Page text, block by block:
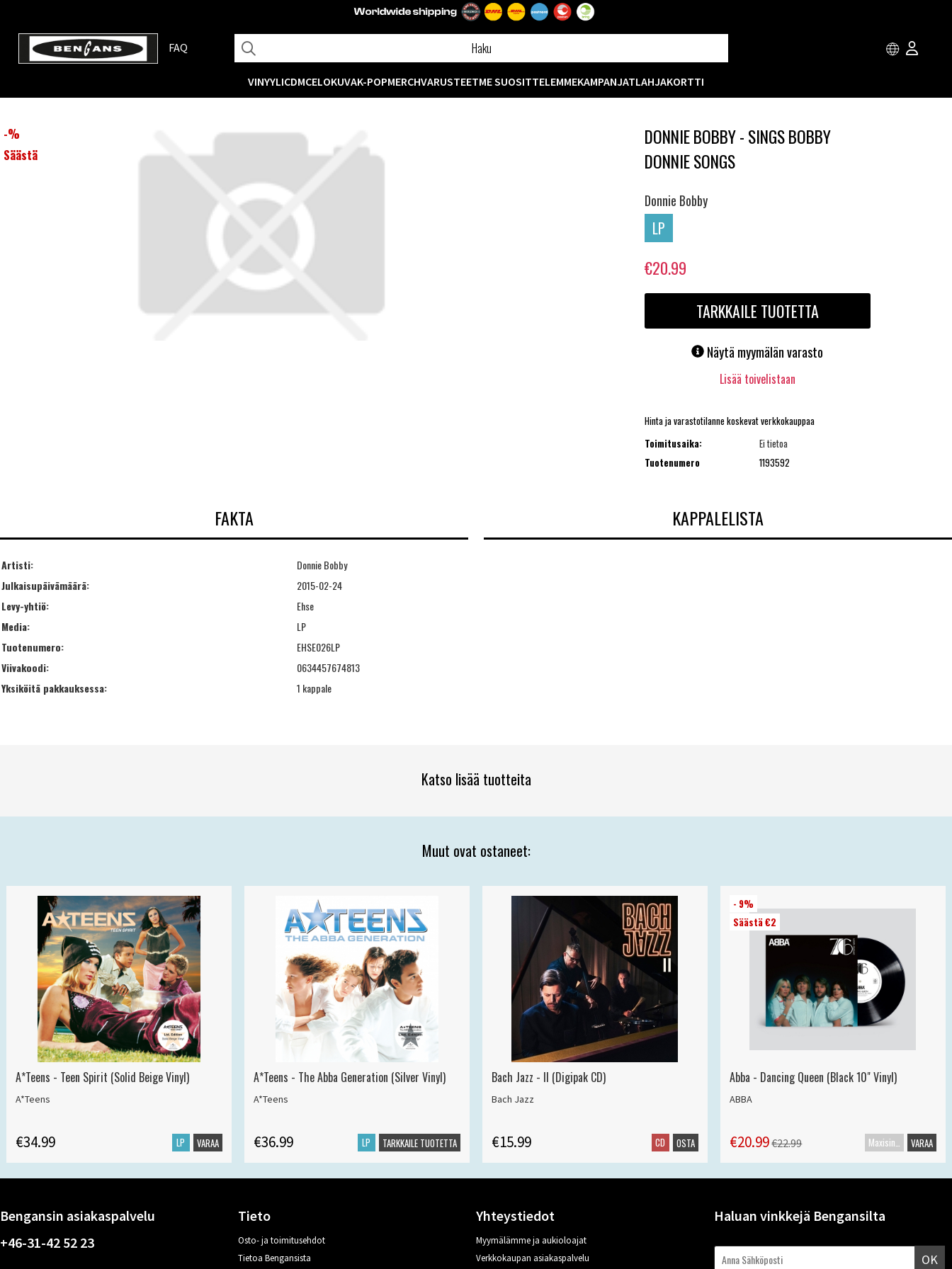
FAQ
VINYYLICDMCELOKUVAK-POPMERCHVARUSTEETME SUOSITTELEMMEKAMPANJATLAHJAKORTTI
-%
Säästä
DONNIE BOBBY - SINGS BOBBY
DONNIE SONGS
Donnie Bobby
LP
€20.99
TARKKAILE TUOTETTA
Näytä myymälän varasto
Lisää toivelistaan
Hinta ja varastotilanne koskevat verkkokauppaa
Toimitusaika:
Ei tietoa
Tuotenumero
1193592
FAKTA
Artisti:
Donnie Bobby
Julkaisupäivämäärä:
2015-02-24
Levy-yhtiö:
Ehse
Media:
LP
Tuotenumero:
EHSE026LP
Viivakoodi:
0634457674813
Yksiköitä pakkauksessa:
1 kappale
KAPPALELISTA
Katso lisää tuotteita
Muut ovat ostaneet:
A*Teens - Teen Spirit (Solid Beige Vinyl)
A*Teens
€34.99 LP VARAA
A*Teens - The Abba Generation (Silver Vinyl)
A*Teens
€36.99 LP TARKKAILE TUOTETTA
Bach Jazz - II (Digipak CD)
Bach Jazz
€15.99 CD OSTA
- 9%
Säästä €2
Abba - Dancing Queen (Black 10" Vinyl)
ABBA
€20.99€22.99 Maxisingle VARAA
Bengansin asiakaspalvelu
+46-31-42 52 23
Tieto
Osto- ja toimitusehdot
Tietoa Bengansista
Yhteystiedot
Myymälämme ja aukioloajat
Verkkokaupan asiakaspalvelu
Haluan vinkkejä Bengansilta
OK